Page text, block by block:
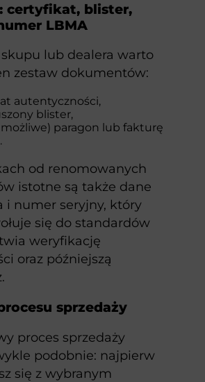
certyfikat, blister,
LBMA
lub dealera warto
zestaw dokumentów:
autentyczności,
blister,
paragon lub fakturę
od renomowanych
istotne są także dane
i numer seryjny, który
się do standardów
weryfikację
oraz późniejszą
sprzedaży
proces sprzedaży
podobnie: najpierw
się z wybranym